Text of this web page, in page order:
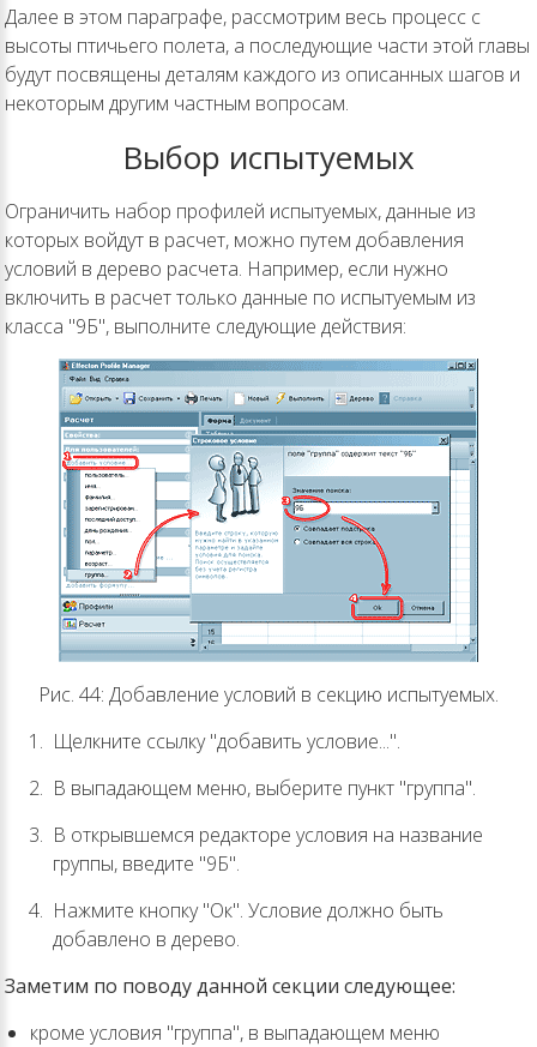
Далее в этом параграфе, рассмотрим весь процесс с
высоты птичьего полета, а последующие части этой главы
будут посвящены деталям каждого из описанных шагов и
некоторым другим частным вопросам.
Выбор испытуемых
Ограничить набор профилей испытуемых, данные из
которых войдут в расчет, можно путем добавления
условий в дерево расчета. Например, если нужно
включить в расчет только данные по испытуемым из
класса "9Б", выполните следующие действия:
Рис. 44: Добавление условий в секцию испытуемых.
Щелкните ссылку "добавить условие...".
В выпадающем меню, выберите пункт "группа".
В открывшемся редакторе условия на название
группы, введите "9Б".
Нажмите кнопку "Ок". Условие должно быть
добавлено в дерево.
Заметим по поводу данной секции следующее:
кроме условия "группа", в выпадающем меню